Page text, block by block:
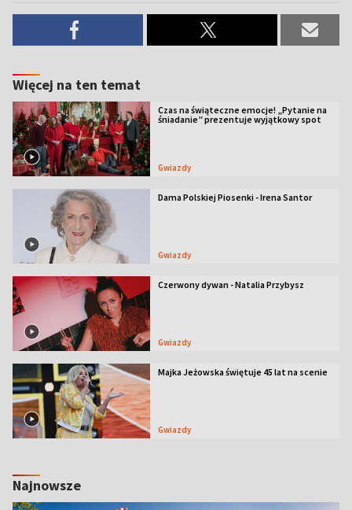
Więcej na ten temat
Czas na świąteczne emocje! „Pytanie na
śniadanie” prezentuje wyjątkowy spot
Gwiazdy
Dama Polskiej Piosenki - Irena Santor
Gwiazdy
Czerwony dywan - Natalia Przybysz
Gwiazdy
Majka Jeżowska świętuje 45 lat na scenie
Gwiazdy
Najnowsze